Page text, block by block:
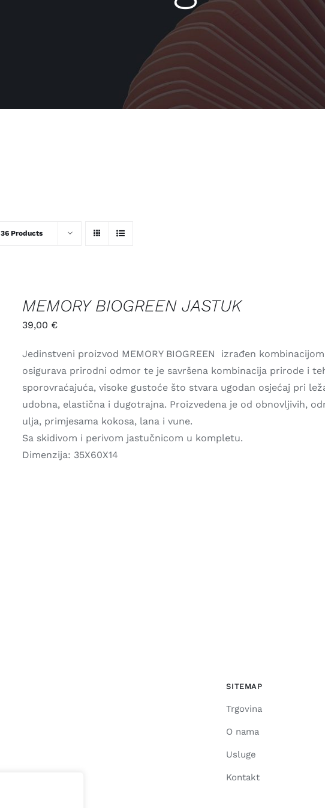
36 Products
MEMORY BIOGREEN JASTUK
39,00 €
Jedinstveni proizvod MEMORY BIOGREEN izrađen
osigurava prirodni odmor te je savršena kombinacija prirode i
sporovraćajuća, visoke gustoće što stvara ugodan osjećaj pri
udobna, elastična i dugotrajna. Proizvedena je od obnovljivih,
ulja, primjesama kokosa, lana i vune.
Sa skidivom i perivom jastučnicom u kompletu.
Dimenzija: 35X60X14
SITEMAP
Trgovina
O nama
Usluge
Kontakt